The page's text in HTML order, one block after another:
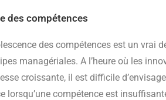
des compétences
des compétences est un vrai
managériales. A l’heure où les
croissante, il est difficile
lorsqu’une compétence est